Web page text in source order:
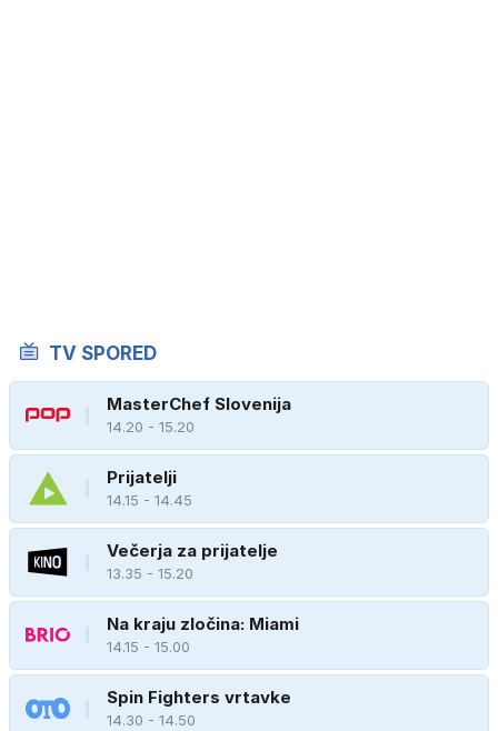
TV SPORED
MasterChef Slovenija
14.20 - 15.20
Prijatelji
14.15 - 14.45
Večerja za prijatelje
13.35 - 15.20
Na kraju zločina: Miami
14.15 - 15.00
Spin Fighters vrtavke
14.30 - 14.50